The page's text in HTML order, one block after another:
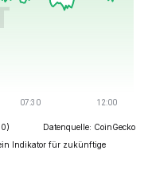
Datenquelle: CoinGecko
Indikator für zukünftige